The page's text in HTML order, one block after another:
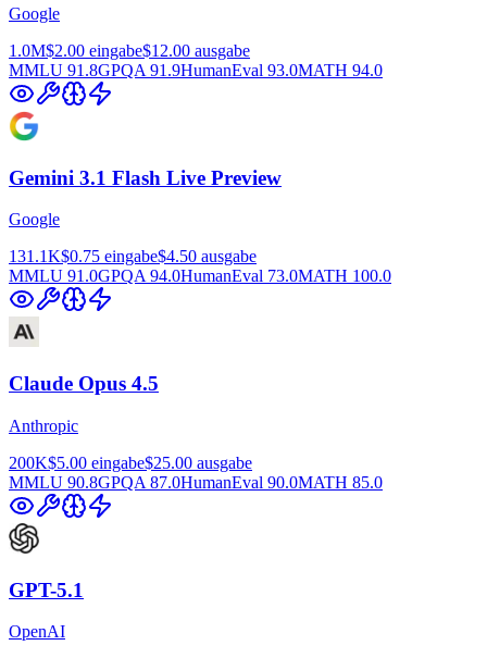
Google
1.0M$2.00 eingabe$12.00 ausgabe
MMLU 91.8GPQA 91.9HumanEval 93.0MATH 94.0
Gemini 3.1 Flash Live Preview
Google
131.1K$0.75 eingabe$4.50 ausgabe
MMLU 91.0GPQA 94.0HumanEval 73.0MATH 100.0
Claude Opus 4.5
Anthropic
200K$5.00 eingabe$25.00 ausgabe
MMLU 90.8GPQA 87.0HumanEval 90.0MATH 85.0
GPT-5.1
OpenAI